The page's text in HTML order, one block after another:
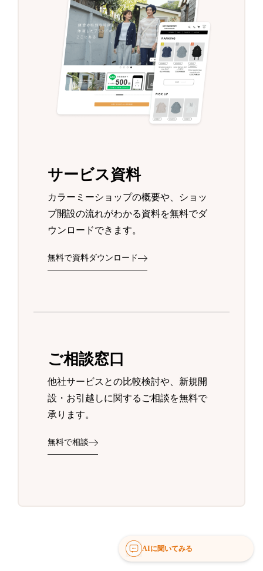
サービス資料
カラーミーショップの概要や、ショッ
プ開設の流れがわかる資料を無料でダ
ウンロードできます。
無料で資料ダウンロード
ご相談窓口
他社サービスとの比較検討や、新規開
設・お引越しに関するご相談を無料で
承ります。
無料で相談
AIに聞いてみる